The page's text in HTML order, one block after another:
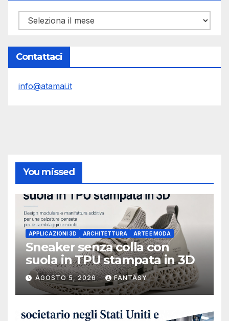
Archivi
Contattaci
info@atamai.it
You missed
APPLICAZIONI 3D ARCHITETTURA ARTE E MODA
Sneaker senza colla con
suola in TPU stampata in 3D
AGOSTO 5, 2026 FANTASY